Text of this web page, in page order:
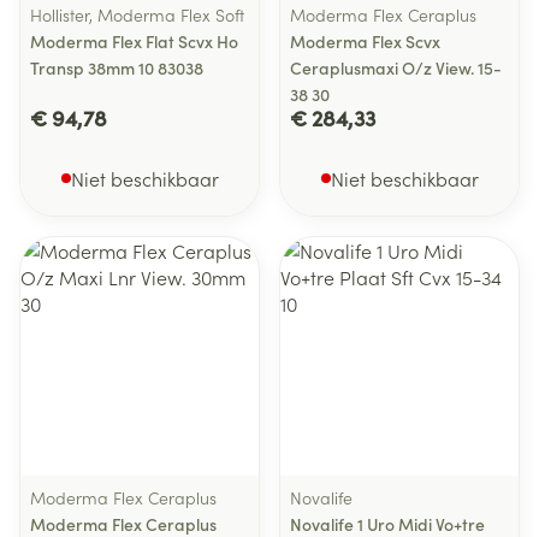
Hollister, Moderma Flex Soft
Moderma Flex Flat Scvx Ho
Transp 38mm 10 83038
€ 94,78
Niet beschikbaar
Moderma Flex Ceraplus
Moderma Flex Scvx
Ceraplusmaxi O/z View. 15-
38 30
€ 284,33
Niet beschikbaar
Moderma Flex Ceraplus
Moderma Flex Ceraplus
Novalife
Novalife 1 Uro Midi Vo+tre